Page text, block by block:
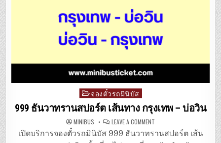
Posted
in
จองตั๋วรถมินิบัส
999 ธันวาทรานสปอร์ต เส้นทาง กรุงเทพ – บ่อวิน
MINIBUS LEAVE A COMMENT
ธันวา
ทรานสปอร์ต
เปิดบริการจองตั๋วรถมินิบัส 999 ธันวาทรานสปอร์ต เส้น